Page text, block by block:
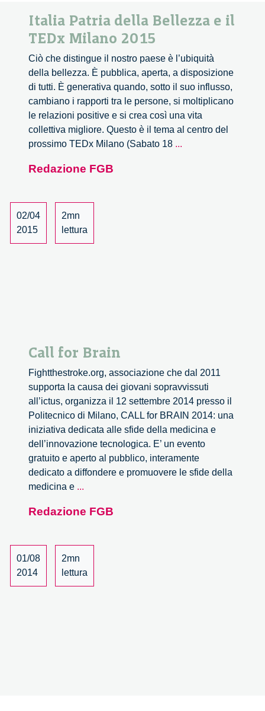
Italia Patria della Bellezza e il
TEDx Milano 2015
Ciò che distingue il nostro paese è l’ubiquità
della bellezza. È pubblica, aperta, a disposizione
di tutti. È generativa quando, sotto il suo influsso,
cambiano i rapporti tra le persone, si moltiplicano
le relazioni positive e si crea così una vita
collettiva migliore. Questo è il tema al centro del
prossimo TEDx Milano (Sabato 18 ...
Redazione FGB
02/04
2015
2mn
lettura
Call for Brain
Fightthestroke.org, associazione che dal 2011
supporta la causa dei giovani sopravvissuti
all’ictus, organizza il 12 settembre 2014 presso il
Politecnico di Milano, CALL for BRAIN 2014: una
iniziativa dedicata alle sfide della medicina e
dell’innovazione tecnologica. E’ un evento
gratuito e aperto al pubblico, interamente
dedicato a diffondere e promuovere le sfide della
medicina e ...
Brain
Redazione FGB
01/08
2014
2mn
lettura